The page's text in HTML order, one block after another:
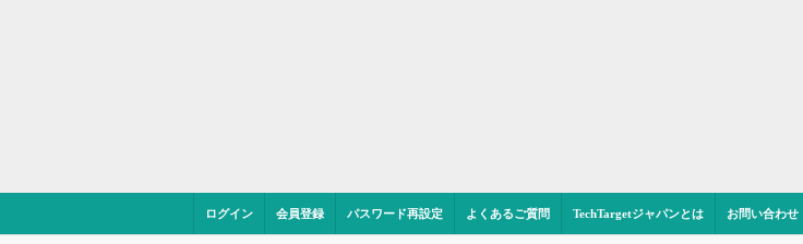
ログイン 会員登録 パスワード再設定 よくあるご質問 TechTargetジャパンとは お問い合わせ